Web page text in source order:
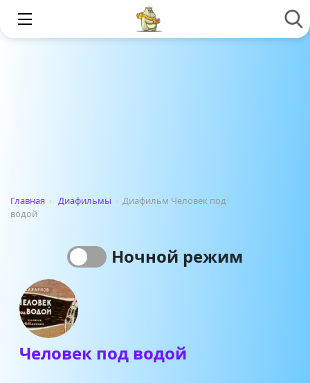
Главная › Диафильмы › Диафильм Человек под
водой
Ночной режим
Человек под водой